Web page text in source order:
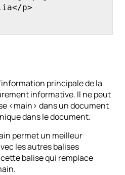
principale de la
informative. Il ne peut
<main> dans un document
dans le document.
permet un meilleur
les autres balises
balise qui remplace